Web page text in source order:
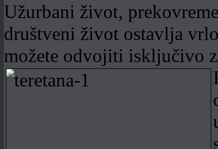
Užurbani život,
društveni život ostavlja
možete odvojiti isključivo